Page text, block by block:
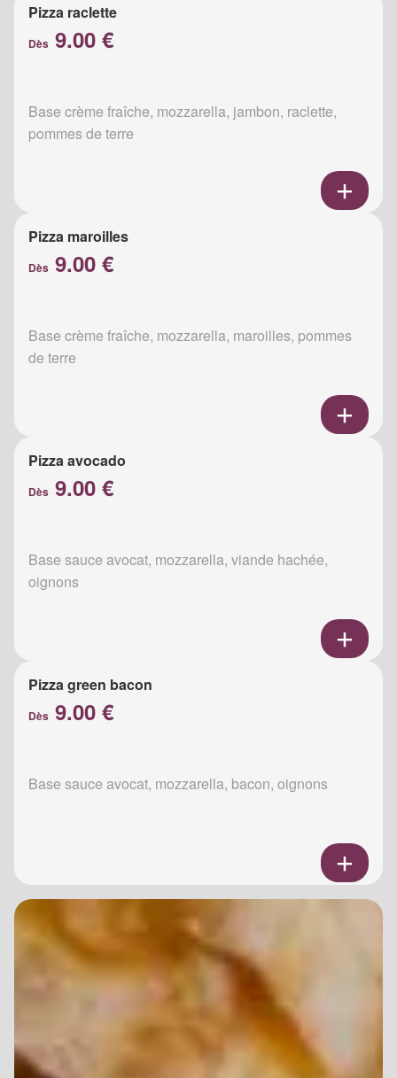
Pizza raclette
Dès 9.00 €
Base crème fraîche, mozzarella, jambon, raclette,
pommes de terre
Pizza maroilles
Dès 9.00 €
Base crème fraîche, mozzarella, maroilles, pommes
de terre
Pizza avocado
Dès 9.00 €
Base sauce avocat, mozzarella, viande hachée,
oignons
Pizza green bacon
Dès 9.00 €
Base sauce avocat, mozzarella, bacon, oignons